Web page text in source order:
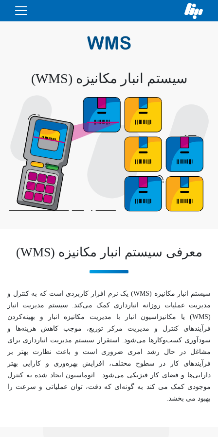
سیستم انبار مکانیزه (WMS)
معرفی سیستم انبار مکانیزه (WMS)
سیستم انبار مکانیزه (WMS) یک نرم افزار کاربردی است که به کنترل و
مدیریت عملیات روزانه انبارداری کمک می‌کند. سیستم مدیریت انبار
(WMS) یا مکانیزاسیون انبار با مدیریت مکانیزه انبار و بهینه‌کردن
فرآیندهای کنترل و مدیریت مرکز توزیع، موجب کاهش هزینه‌ها و
سودآوری کسب‌وکارها می‌شود. استقرار سیستم مدیریت انبارداری برای
مشاغل در حال رشد امری ضروری است و باعث نظارت بهتر بر
فرآیندهای کار در سطوح مختلف، افزایش بهره‌وری و کارایی بهتر
دارایی‌ها و فضای کار فیزیکی می‌شود. اتوماسیون ایجاد شده به کنترل
موجودی کمک می کند به گونه‌ای که دقت، توان عملیاتی و سرعت را
بهبود می بخشد.